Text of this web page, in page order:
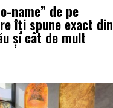
name” de pe
îți spune exact din
și cât de mult